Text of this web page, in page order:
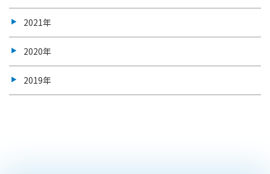
2021年
2020年
2019年